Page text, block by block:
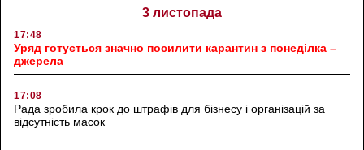
3 листопада
17:48
Уряд готується значно посилити карантин з понеділка –
джерела
17:08
Рада зробила крок до штрафів для бізнесу і організацій за
відсутність масок